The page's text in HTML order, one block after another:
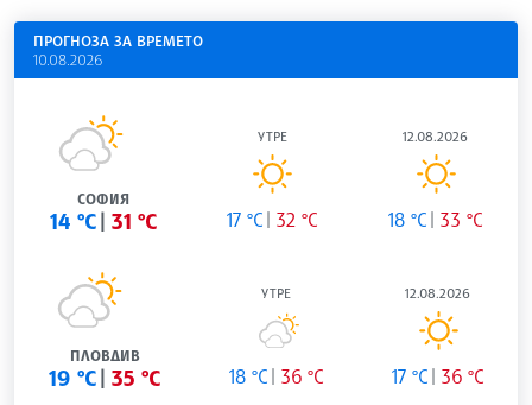
ПРОГНОЗА ЗА ВРЕМЕТО
10.08.2026
СОФИЯ
14 °C 31 °C
УТРЕ
17 °C 32 °C
12.08.2026
18 °C 33 °C
ПЛОВДИВ
19 °C 35 °C
УТРЕ
18 °C 36 °C
12.08.2026
17 °C 36 °C